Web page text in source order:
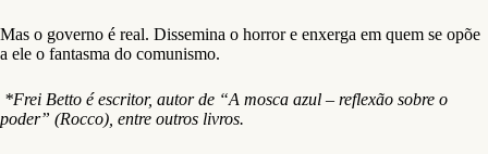
Mas o governo é real. Dissemina o horror e enxerga em quem se opõe
a ele o fantasma do comunismo.
*Frei Betto é escritor, autor de “A mosca azul – reflexão sobre o
poder” (Rocco), entre outros livros.